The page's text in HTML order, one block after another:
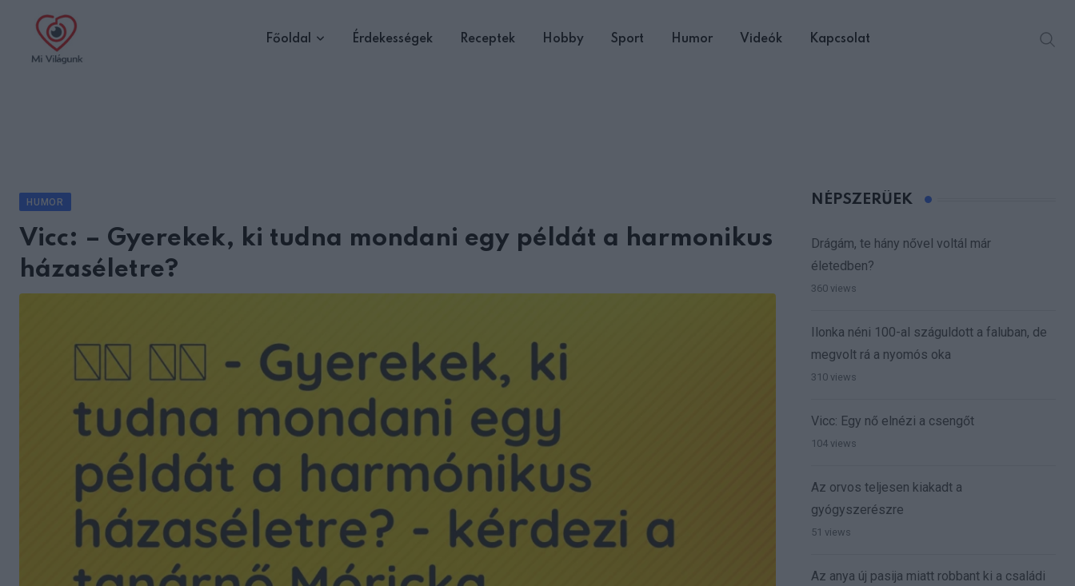
content
Főoldal Érdekességek Receptek Hobby Sport Humor Videók Kapcsolat
HUMOR
Vicc: – Gyerekek, ki tudna mondani egy példát a harmonikus
házaséletre?
NÉPSZERŰEK
Drágám, te hány nővel voltál már
életedben?
360 views
Ilonka néni 100-al száguldott a faluban, de
megvolt rá a nyomós oka
310 views
Vicc: Egy nő elnézi a csengőt
104 views
Az orvos teljesen kiakadt a
gyógyszerészre
51 views
Az anya új pasija miatt robbant ki a családi